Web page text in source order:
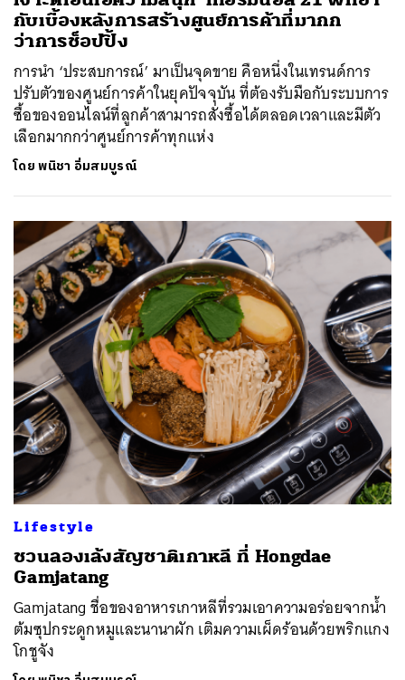
กับเบื้องหลังการสร้างศูนย์การค้าที่มากก
ว่าการช็อปปิ้ง
การนำ ‘ประสบการณ์’ มาเป็นจุดขาย คือหนึ่งในเทรนด์การ
ปรับตัวของศูนย์การค้าในยุคปัจจุบัน ที่ต้องรับมือกับระบบการ
ซื้อของออนไลน์ที่ลูกค้าสามารถสั่งซื้อได้ตลอดเวลาและมีตัว
เลือกมากกว่าศูนย์การค้าทุกแห่ง
โดยพนิชา อิ่มสมบูรณ์
Lifestyle
ชวนลองเล้งสัญชาติเกาหลี ที่ Hongdae
Gamjatang
Gamjatang ชื่อของอาหารเกาหลีที่รวมเอาความอร่อยจากน้ำ
ต้มซุปกระดูกหมูและนานาผัก เติมความเผ็ดร้อนด้วยพริกแกง
โกชูจัง